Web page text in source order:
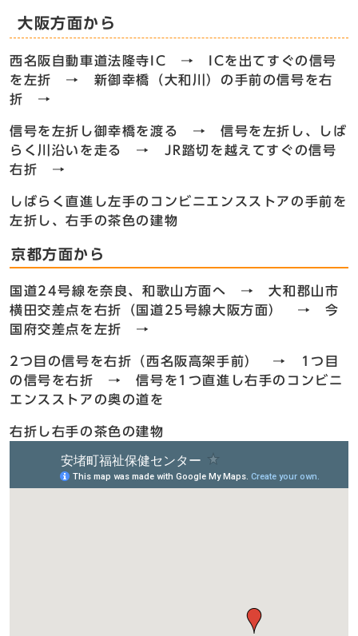
大阪方面から
西名阪自動車道法隆寺IC → ICを出てすぐの信号
を左折 → 新御幸橋（大和川）の手前の信号を右
折 →
信号を左折し御幸橋を渡る → 信号を左折し、しば
らく川沿いを走る → JR踏切を越えてすぐの信号
右折 →
しばらく直進し左手のコンビニエンスストアの手前を
左折し、右手の茶色の建物
京都方面から
国道24号線を奈良、和歌山方面へ → 大和郡山市
横田交差点を右折（国道25号線大阪方面） → 今
国府交差点を左折 →
2つ目の信号を右折（西名阪高架手前） → 1つ目
の信号を右折 → 信号を1つ直進し右手のコンビニ
エンスストアの奥の道を
右折し右手の茶色の建物